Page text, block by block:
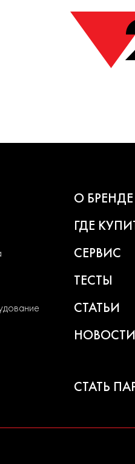
О БРЕНДЕ
ГДЕ
СЕРВИС
ТЕСТЫ
СТАТЬИ
НОВОСТИ
СТАТЬ